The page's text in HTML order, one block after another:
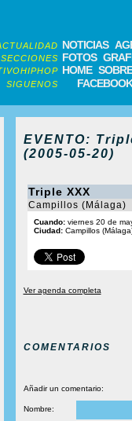
NOTICIAS
FOTOS
HOME
SIGUENOS FACEBOOK
EVENTO:
(2005-05-20)
Triple XXX
Campillos (Málaga)
Cuando:viernes 20 de
Ciudad:Campillos
Ver agenda completa
COMENTARIOS
Añadir un comentario:
Nombre: